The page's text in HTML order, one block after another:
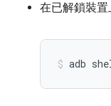
在已解鎖裝置
adb